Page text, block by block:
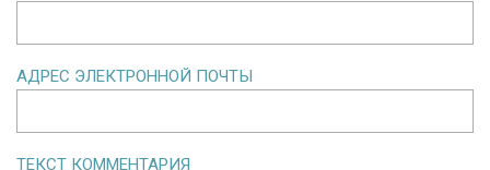
АДРЕС ЭЛЕКТРОННОЙ ПОЧТЫ
ТЕКСТ КОММЕНТАРИЯ